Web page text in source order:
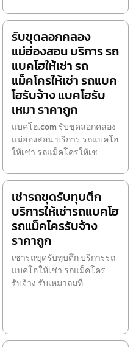
รับขุดลอกคลอง
แม่ฮ่องสอน บริการ รถ
แบคโฮให้เช่า รถ
แม็คโครให้เช่า รถแบค
โฮรับจ้าง แบคโฮรับ
เหมา ราคาถูก
แบคโฮ.com รับขุดลอกคลอง
แม่ฮ่องสอน บริการ รถแบคโฮ
ให้เช่า รถแม็คโครให้เช
เช่ารถขุดรับทุบตึก
บริการให้เช่ารถแบคโฮ
รถแม็คโครรับจ้าง
ราคาถูก
เช่ารถขุดรับทุบตึก บริการรถ
แบคโฮให้เช่า รถแม็คโคร
รับจ้าง รับเหมาถมที่